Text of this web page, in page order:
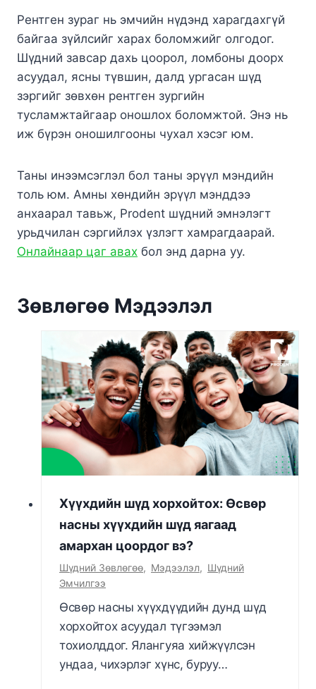
Рентген зураг нь эмчийн нүдэнд харагдахгүй
байгаа зүйлсийг харах боломжийг олгодог.
Шүдний завсар дахь цоорол, ломбоны доорх
асуудал, ясны түвшин, далд ургасан шүд
зэргийг зөвхөн рентген зургийн
тусламжтайгаар оношлох боломжтой. Энэ нь
иж бүрэн оношилгооны чухал хэсэг юм.
Таны инээмсэглэл бол таны эрүүл мэндийн
толь юм. Амны хөндийн эрүүл мэнддээ
анхаарал тавьж, Prodent шүдний эмнэлэгт
урьдчилан сэргийлэх үзлэгт хамрагдаарай.
Онлайнаар цаг авах бол энд дарна уу.
Зөвлөгөө Мэдээлэл
Хүүхдийн шүд хорхойтох: Өсвөр
насны хүүхдийн шүд яагаад
амархан цоордог вэ?
Шүдний Зөвлөгөө, Мэдээлэл, Шүдний
Эмчилгээ
Өсвөр насны хүүхдүүдийн дунд шүд
хорхойтох асуудал түгээмэл
тохиолддог. Ялангуяа хийжүүлсэн
ундаа, чихэрлэг хүнс, буруу…